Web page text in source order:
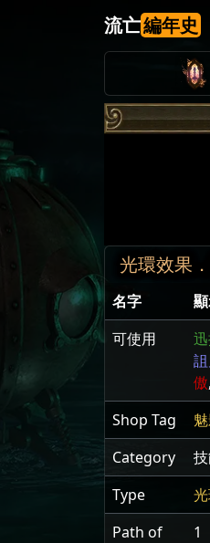
流亡編年史
光環效果
名字
可使用
傲,
Shop Tag
Category
Type
Path of
1